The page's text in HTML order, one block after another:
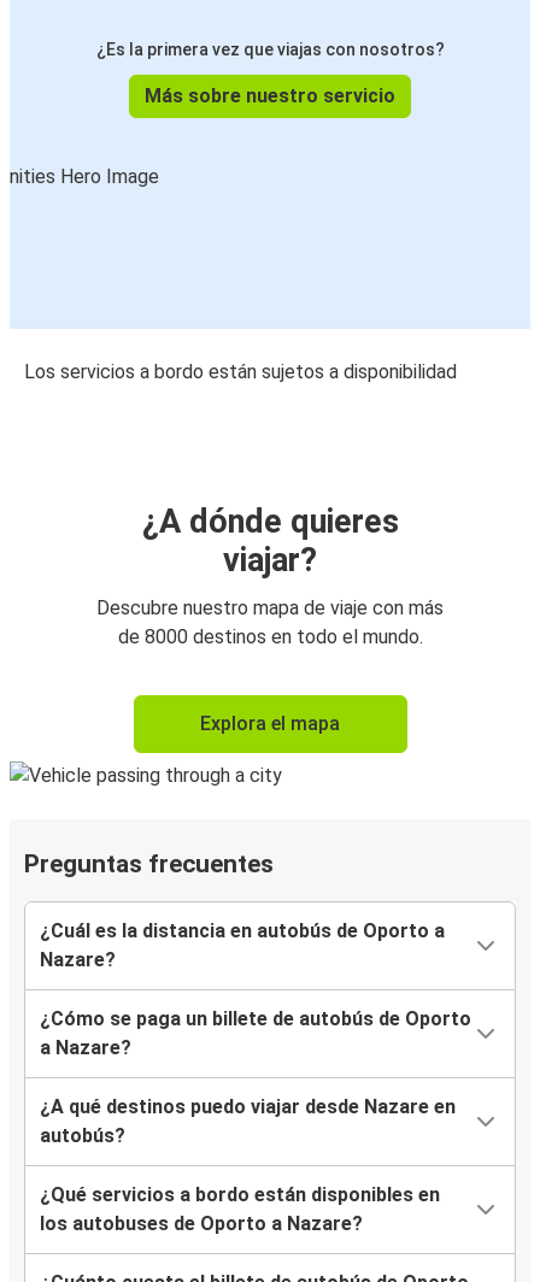
¿Es la primera vez que viajas con nosotros?
Más sobre nuestro servicio
Los servicios a bordo están sujetos a disponibilidad
¿A dónde quieres
viajar?
Descubre nuestro mapa de viaje con más
de 8000 destinos en todo el mundo.
Explora el mapa
Preguntas frecuentes
¿Cuál es la distancia en autobús de Oporto a
Nazare?
¿Cómo se paga un billete de autobús de Oporto
a Nazare?
¿A qué destinos puedo viajar desde Nazare en
autobús?
¿Qué servicios a bordo están disponibles en
los autobuses de Oporto a Nazare?